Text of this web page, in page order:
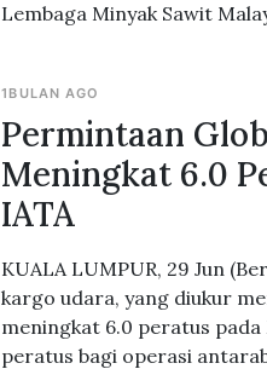
Lembaga Minyak Sawit
1BULAN AGO
Permintaan
Meningkat 6.0
IATA
KUALA LUMPUR, 29 Jun
kargo udara, yang diukur
meningkat 6.0 peratus pada
peratus bagi operasi